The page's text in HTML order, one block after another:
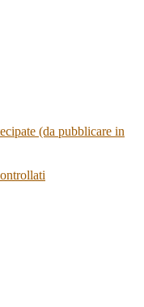
(da pubblicare in